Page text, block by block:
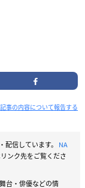
記事の内容について報告する
配信しています。 NA
ンク先をご覧くださ
台・俳優などの情